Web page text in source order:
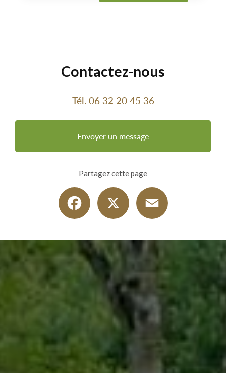
Contactez-nous
Tél. 06 32 20 45 36
Envoyer un message
Partagez cette page
Facebook